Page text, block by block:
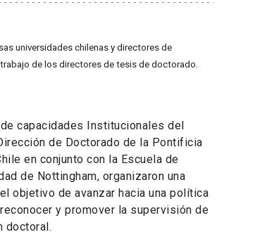
universidades chilenas y directores de
de los directores de tesis de doctorado.
capacidades Institucionales del
de Doctorado de la Pontificia
en conjunto con la Escuela de
de Nottingham, organizaron una
objetivo de avanzar hacia una política
y promover la supervisión de
doctoral.